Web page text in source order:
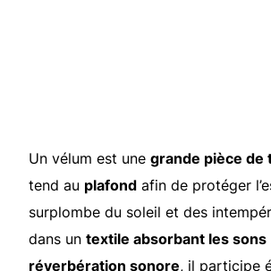
Un vélum est une grande pièce de
tend au plafond afin de protéger
surplombe du soleil et des
dans un textile absorbant les sons
réverbération sonore, il participe